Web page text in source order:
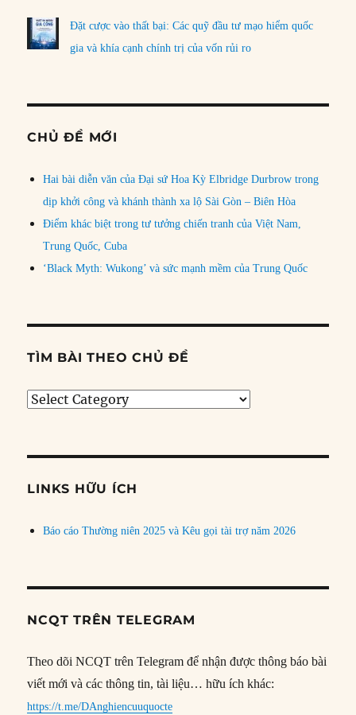
Đặt cược vào thất bại: Các quỹ đầu tư mạo hiểm quốc
gia và khía cạnh chính trị của vốn rủi ro
CHỦ ĐỀ MỚI
Hai bài diễn văn của Đại sứ Hoa Kỳ Elbridge Durbrow trong
dịp khởi công và khánh thành xa lộ Sài Gòn – Biên Hòa
Điểm khác biệt trong tư tưởng chiến tranh của Việt Nam,
Trung Quốc, Cuba
‘Black Myth: Wukong’ và sức mạnh mềm của Trung Quốc
TÌM BÀI THEO CHỦ ĐỀ
Tìm
đề
LINKS HỮU ÍCH
Báo cáo Thường niên 2025 và Kêu gọi tài trợ năm 2026
NCQT TRÊN TELEGRAM
Theo dõi NCQT trên Telegram để nhận được thông báo bài
viết mới và các thông tin, tài liệu… hữu ích khác:
https://t.me/DAnghiencuuquocte